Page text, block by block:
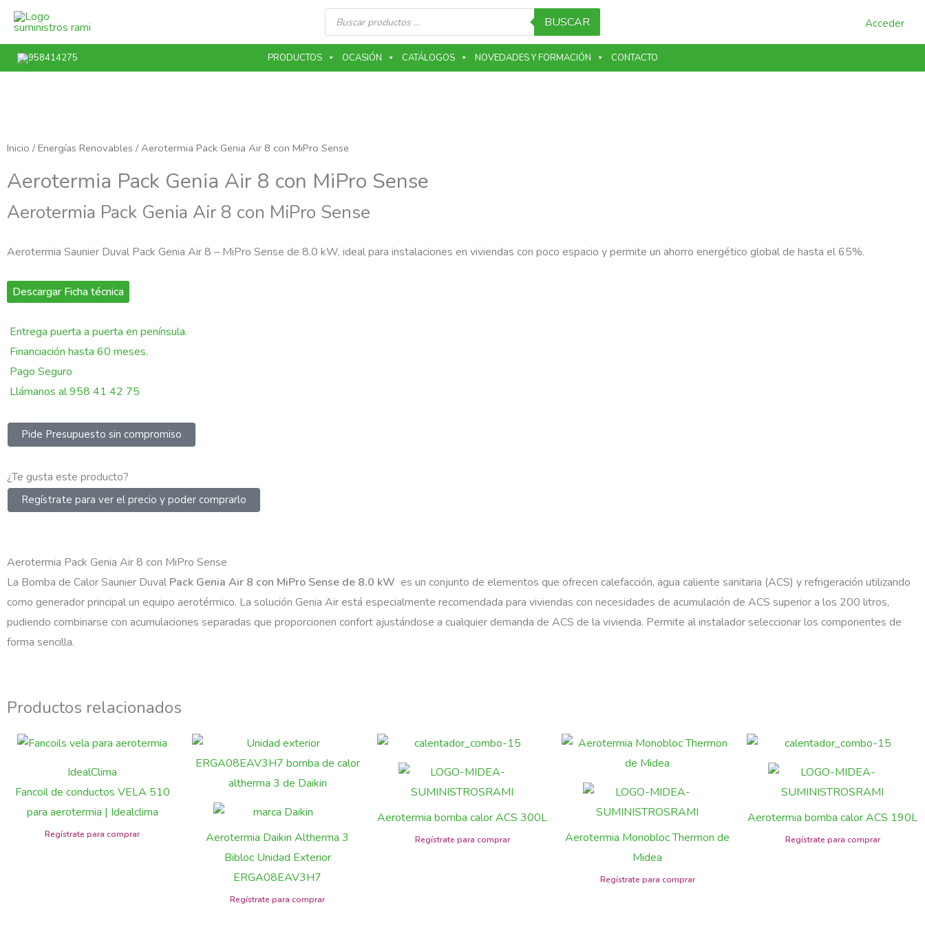
contenido
Búsqueda
productos BUSCAR Acceder
958414275 PRODUCTOS OCASIÓN CATÁLOGOS NOVEDADES Y FORMACIÓN CONTACTO
Inicio / Energías Renovables / Aerotermia Pack Genia Air 8 con MiPro Sense
Aerotermia Pack Genia Air 8 con MiPro Sense
Aerotermia Pack Genia Air 8 con MiPro Sense
Aerotermia Saunier Duval Pack Genia Air 8 – MiPro Sense de 8.0 kW, ideal para instalaciones en viviendas con poco espacio y permite un ahorro energético global de hasta el 65%.
Descargar Ficha técnica
Entrega puerta a puerta en península.
Financiación hasta 60 meses.
Pago Seguro
Llámanos al 958 41 42 75
Pide Presupuesto sin compromiso
¿Te gusta este producto?
Regístrate para ver el precio y poder comprarlo
Aerotermia Pack Genia Air 8 con MiPro Sense
La Bomba de Calor Saunier Duval Pack Genia Air 8 con MiPro Sense de 8.0 kW es un conjunto de elementos que ofrecen calefacción, agua caliente sanitaria (ACS) y refrigeración utilizando
como generador principal un equipo aerotérmico. La solución Genia Air está especialmente recomendada para viviendas con necesidades de acumulación de ACS superior a los 200 litros,
pudiendo combinarse con acumulaciones separadas que proporcionen confort ajustándose a cualquier demanda de ACS de la vivienda. Permite al instalador seleccionar los componentes de
forma sencilla.
Productos relacionados
IdealClima
Fancoil de conductos VELA 510
para aerotermia | Idealclima
Aerotermia Daikin Altherma 3
Bibloc Unidad Exterior
ERGA08EAV3H7
Aerotermia bomba calor ACS 300L
Aerotermia Monobloc Thermon de
Midea
Aerotermia bomba calor ACS 190L